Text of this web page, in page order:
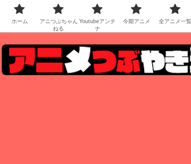
ホーム
アニつぶちゃん
ねる
Youtubeアンテ
ナ
今期アニメ 全アニメ一覧